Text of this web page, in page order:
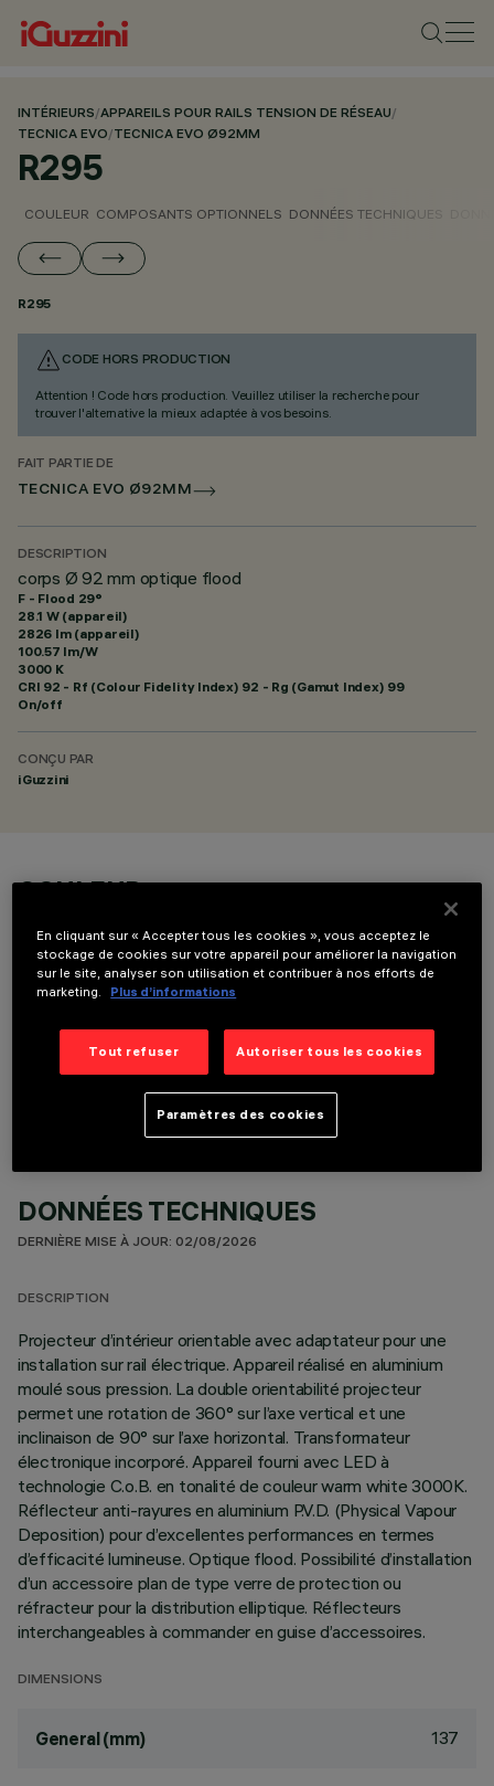
INTÉRIEURS/APPAREILS POUR RAILS TENSION DE RÉSEAU/
TECNICA EVO/TECNICA EVO Ø92MM
R295
COULEUR COMPOSANTS OPTIONNELS DONNÉES TECHNIQUES
R295
CODE HORS PRODUCTION
Attention ! Code hors production. Veuillez utiliser la recherche pour
trouver l'alternative la mieux adaptée à vos besoins.
FAIT PARTIE DE
TECNICA EVO Ø92MM
DESCRIPTION
corps Ø 92 mm optique flood
F - Flood 29°
28.1 W (appareil)
2826 lm (appareil)
100.57 lm/W
3000 K
CRI 92 - Rf (Colour Fidelity Index) 92 - Rg (Gamut Index) 99
On/off
CONÇU PAR
iGuzzini
COULEUR
COMPOSANTS OPTIONNELS
DONNÉES TECHNIQUES
DERNIÈRE MISE À JOUR: 02/08/2026
DESCRIPTION
Projecteur d’intérieur orientable avec adaptateur pour une
installation sur rail électrique. Appareil réalisé en aluminium
moulé sous pression. La double orientabilité projecteur
permet une rotation de 360° sur l’axe vertical et une
inclinaison de 90° sur l’axe horizontal. Transformateur
électronique incorporé. Appareil fourni avec LED à
technologie C.o.B. en tonalité de couleur warm white 3000K.
Réflecteur anti-rayures en aluminium P.V.D. (Physical Vapour
Deposition) pour d’excellentes performances en termes
d’efficacité lumineuse. Optique flood. Possibilité d’installation
d’un accessoire plan de type verre de protection ou
réfracteur pour la distribution elliptique. Réflecteurs
interchangeables à commander en guise d’accessoires.
DIMENSIONS
General (mm) 137
En cliquant sur « Accepter tous les cookies », vous acceptez le
stockage de cookies sur votre appareil pour améliorer la navigation
sur le site, analyser son utilisation et contribuer à nos efforts de
marketing.
Plus d’informations
Tout refuser Autoriser tous les cookies
Paramètres des cookies